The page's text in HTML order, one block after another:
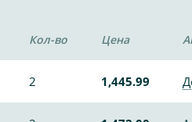
Кол-во Цена
2 1,445.99